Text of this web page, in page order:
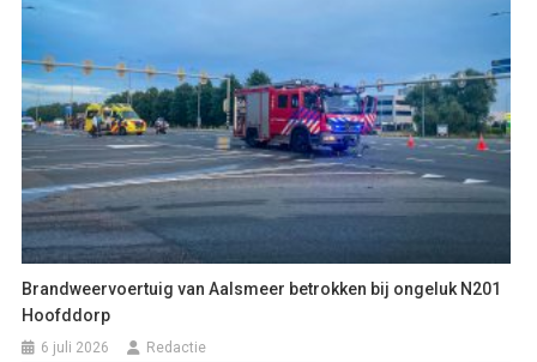
Brandweervoertuig van Aalsmeer betrokken bij ongeluk N201
Hoofddorp
6 juli 2026 Redactie